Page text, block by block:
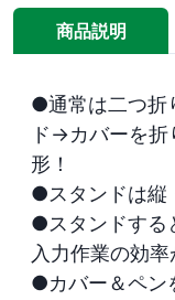
商品説明
●通常は二つ折
ド→カバーを折
形！
●スタンドは縦
●スタンドする
入力作業の効率
●カバー＆ペン